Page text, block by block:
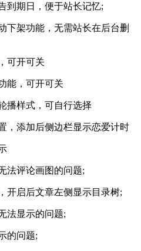
期日，便于站长记忆;
架功能，无需站长在后台删
可开可关
，可开可关
样式，可自行选择
添加后侧边栏显示恋爱计时
评论画图的问题;
启后文章左侧显示目录树;
显示的问题;
的问题;